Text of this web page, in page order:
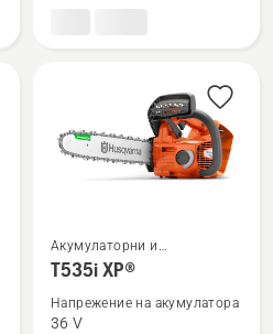
Вижте
повече
подробности
Акумулаторни и
електрически верижни
триони
T535i XP®
Напрежение на акумулатора
36 V